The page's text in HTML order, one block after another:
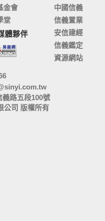
金會
堂
體夥伴
中國信義
信義置業
安信建經
信義鑑定
資源網站
義路五段100號
公司 版權所有